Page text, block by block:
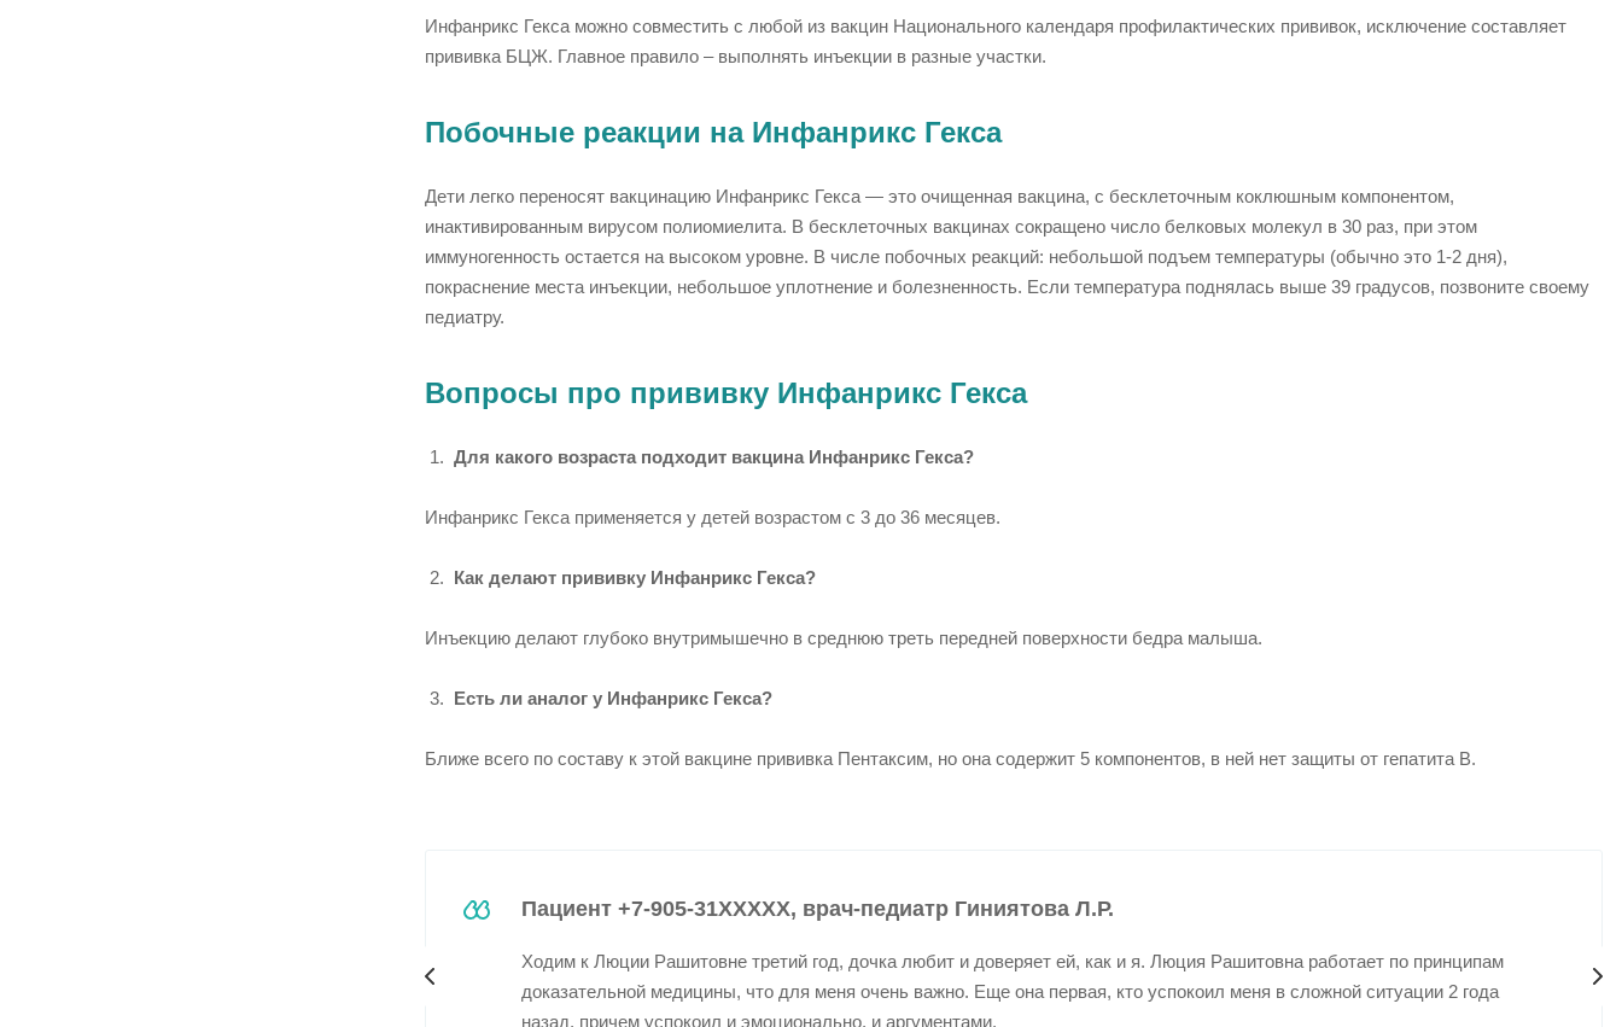
Инфанрикс Гекса можно совместить с любой из вакцин Национального календаря профилактических прививок, исключение составляет
прививка БЦЖ. Главное правило – выполнять инъекции в разные участки.
Побочные реакции на Инфанрикс Гекса
Дети легко переносят вакцинацию Инфанрикс Гекса — это очищенная вакцина, с бесклеточным коклюшным компонентом,
инактивированным вирусом полиомиелита. В бесклеточных вакцинах сокращено число белковых молекул в 30 раз, при этом
иммуногенность остается на высоком уровне. В числе побочных реакций: небольшой подъем температуры (обычно это 1-2 дня),
покраснение места инъекции, небольшое уплотнение и болезненность. Если температура поднялась выше 39 градусов, позвоните своему
педиатру.
Вопросы про прививку Инфанрикс Гекса
Для какого возраста подходит вакцина Инфанрикс Гекса?
Инфанрикс Гекса применяется у детей возрастом с 3 до 36 месяцев.
Как делают прививку Инфанрикс Гекса?
Инъекцию делают глубоко внутримышечно в среднюю треть передней поверхности бедра малыша.
Есть ли аналог у Инфанрикс Гекса?
Ближе всего по составу к этой вакцине прививка Пентаксим, но она содержит 5 компонентов, в ней нет защиты от гепатита B.
Пациент +7-905-31XXXXX, врач-педиатр Гиниятова Л.Р.
Ходим к Люции Рашитовне третий год, дочка любит и доверяет ей, как и я. Люция Рашитовна работает по принципам
доказательной медицины, что для меня очень важно. Еще она первая, кто успокоил меня в сложной ситуации 2 года
назад, причем успокоил и эмоционально, и аргументами.